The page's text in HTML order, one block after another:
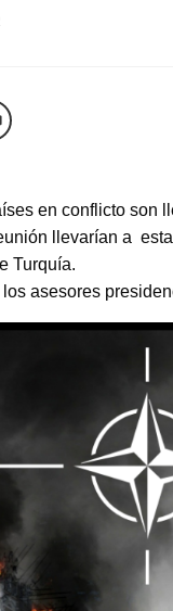
en conflicto son
llevarían a
Turquía.
asesores